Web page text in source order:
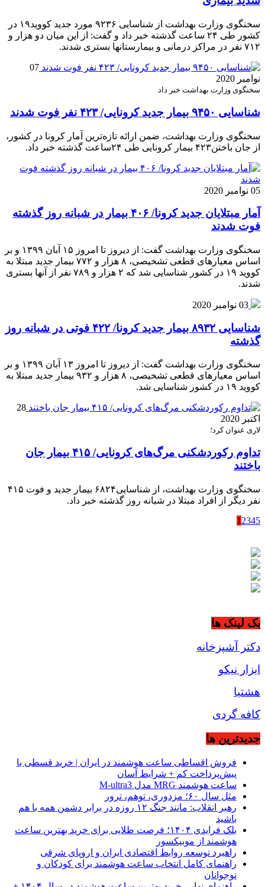
سخنگوی وزارت بهداشت از شناسایی ۹۲۳۶ مورد جدید کووید۱۹ در
کشور طی ۲۴ ساعت گذشته خبر داد و گفت: از این میان دو هزار و
۷۱۲ نفر در مراکز درمانی و بیمارستانها بستری شدند.
07
نوامبر 2020
سخنگوی وزارت بهداشت خبر داد
شناسایی ۹۴۵۰ بیمار جدید کرونایی/ ۴۲۳ نفر فوت شدند
سخنگوی وزارت بهداشت، ضمن ارائه تازه‌ترین آمار کرونا در کشور،
از جان باختن۴۲۳ بیمار کرونایی طی ۲۴ساعت گذشته خبر داد.
05 نوامبر 2020
آمار مبتلایان جدید کرونا/ ۴۰۶ بیمار در شبانه روز گذشته
فوت شدند
سخنگوی وزارت بهداشت گفت: از دیروز تا امروز ۱۵ آبان ۱۳۹۹ و بر
اساس معیارهای قطعی تشخیصی، ۸ هزار و ۷۷۲ بیمار جدید مبتلا به
کووید ۱۹ در کشور شناسایی شد که ۲ هزار و ۷۸۹ نفر از آنها بستری
شدند.
03 نوامبر 2020
شناسایی ۸۹۳۲ بیمار جدید کرونا/ ۴۲۲ فوتی در شبانه روز
گذشته
سخنگوی وزارت بهداشت گفت: از دیروز تا امروز ۱۳ آبان ۱۳۹۹ و بر
اساس معیارهای قطعی تشخیصی، ۸ هزار و ۹۳۲ بیمار جدید مبتلا به
کووید ۱۹ در کشور شناسایی شد.
28
اکتبر 2020
لاری عنوان کرد؛
تداوم رکوردشکنی مرگ‌های کرونایی/ ۴۱۵ بیمار جان
باختند
سخنگوی وزارت بهداشت، از شناسایی۶۸۲۴ بیمار جدید و فوت ۴۱۵
نفر دیگر از افراد مبتلا در شبانه روز گذشته خبر داد.
1 2345
بک لینک ها
دکتر آشپزخانه
ابزار نیکو
هشتیا
کافه گردی
جديدترين ها
فروش اقساطی ساعت هوشمند در ایران | خرید قسطی با
پیش‌پرداخت کم + شرایط آسان
ساعت هوشمند MRG مدل M-ultra3
مثل سال ۶۰؛ مزدوری، توهم، ترور
رهبر انقلاب: مانند جنگ ۱۲ روزه در برابر دشمن همه با هم
باشید
بلک فرایدی ۱۴۰۴؛ فرصت طلایی برای خرید بهترین ساعت
هوشمند از موبیکسور
راهبرد توسعه روابط اقتصادی ایران و اروپای شرقی
راهنمای کامل انتخاب ساعت هوشمند برای کودکان و
نوجوانان